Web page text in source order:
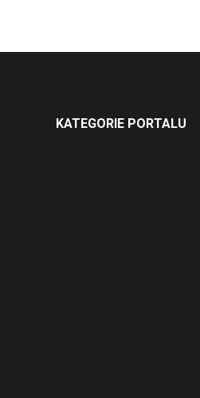
KATEGORIE PORTALU